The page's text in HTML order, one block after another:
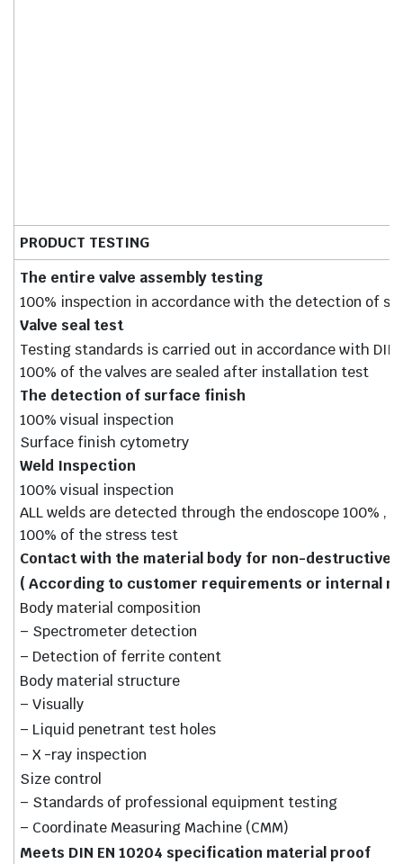
PRODUCT TESTING
The entire valve assembly testing
100% inspection in accordance with the detection of
Valve seal test
Testing standards is carried out in accordance with DIN
100% of the valves are sealed after installation test
The detection of surface finish
100% visual inspection
Surface finish cytometry
Weld Inspection
100% visual inspection
ALL welds are detected through the endoscope 100%
100% of the stress test
Contact with the material body for non-destructive
( According to customer requirements or internal
Body material composition
– Spectrometer detection
– Detection of ferrite content
Body material structure
– Visually
– Liquid penetrant test holes
– X -ray inspection
Size control
– Standards of professional equipment testing
– Coordinate Measuring Machine (CMM)
Meets DIN EN 10204 specification material proof